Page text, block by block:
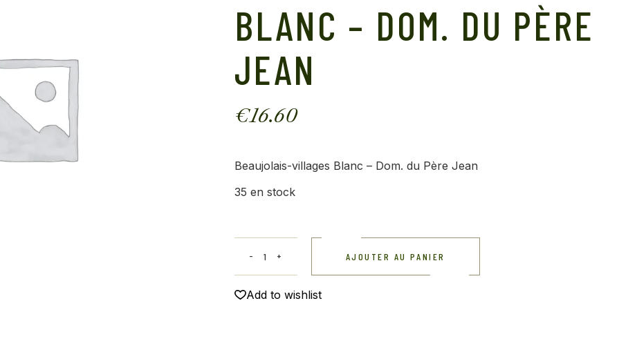
BLANC – DOM. DU PÈRE
JEAN
€16.60
Beaujolais-villages Blanc – Dom. du Père Jean
35 en stock
AJOUTER AU PANIER
Add to wishlist